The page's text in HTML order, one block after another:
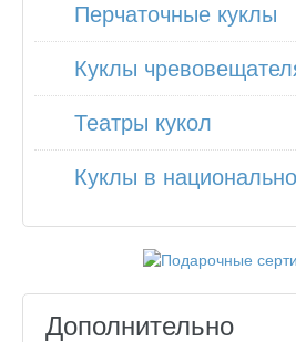
Перчаточные куклы
Куклы
Театры кукол
Куклы в
Дополнительно